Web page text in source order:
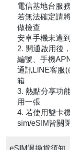
電信基地台服
若無法確定請
做檢查
安卓手機未遭
2. 開通啟用後
編號、手機
通訊LINE客服
箱
3. 熱點分享功
用一張
4. 若使用雙卡
sim/eSIM皆關
eSIM退換貨須知